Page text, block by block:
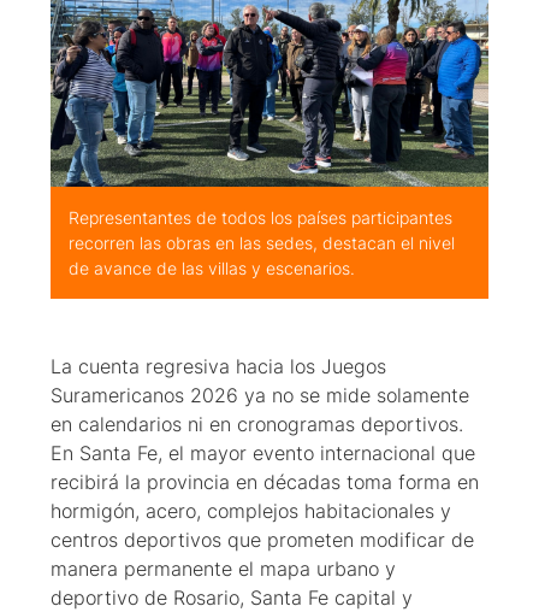
Representantes de todos los países participantes
recorren las obras en las sedes, destacan el nivel
de avance de las villas y escenarios.
La cuenta regresiva hacia los Juegos
Suramericanos 2026 ya no se mide solamente
en calendarios ni en cronogramas deportivos.
En Santa Fe, el mayor evento internacional que
recibirá la provincia en décadas toma forma en
hormigón, acero, complejos habitacionales y
centros deportivos que prometen modificar de
manera permanente el mapa urbano y
deportivo de Rosario, Santa Fe capital y